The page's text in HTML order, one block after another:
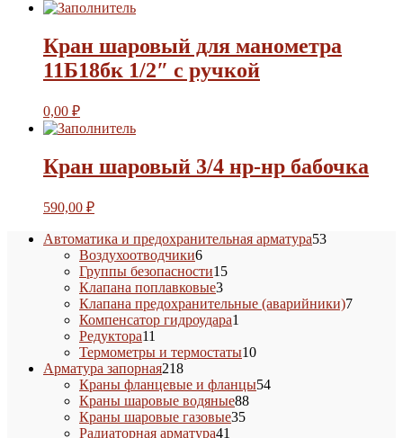
Кран шаровый для манометра
11Б18бк 1/2″ с ручкой
0,00 ₽
Кран шаровый 3/4 нр-нр бабочка
590,00 ₽
Автоматика и предохранительная арматура5353
Воздухоотводчики66
товаров
Группы безопасности1515
Клапана поплавковые33
товара
Клапана предохранительные (аварийники)77
Компенсатор гидроудара1
Редуктора11
товаров
Термометры и термостаты1010
Арматура запорная218218
товаров
Краны фланцевые и фланцы5454
Краны шаровые водяные8888
Краны шаровые газовые3535
Радиаторная арматура41